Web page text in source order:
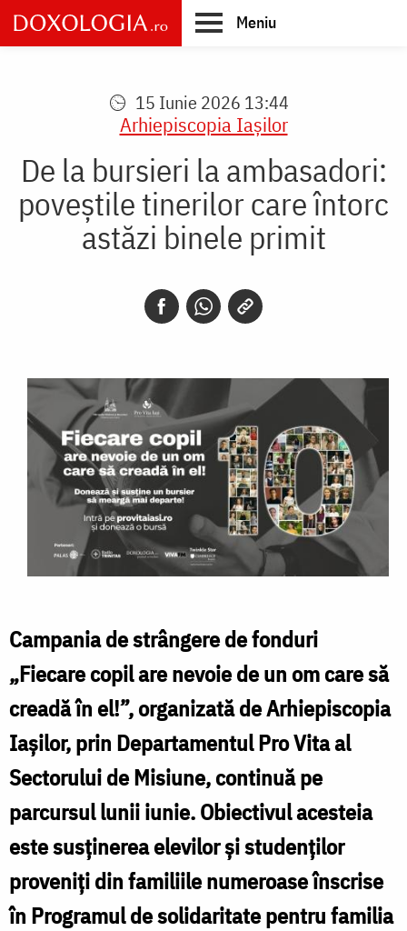
Skip
to
main
Meniu
15 Iunie 2026 13:44
Arhiepiscopia Iaşilor
De la bursieri la ambasadori:
poveștile tinerilor care întorc
astăzi binele primit
Campania de strângere de fonduri
„Fiecare copil are nevoie de un om care să
creadă în el!”, organizată de Arhiepiscopia
Iașilor, prin Departamentul Pro Vita al
Sectorului de Misiune, continuă pe
parcursul lunii iunie. Obiectivul acesteia
este susținerea elevilor și studenților
proveniți din familiile numeroase înscrise
în Programul de solidaritate pentru familia